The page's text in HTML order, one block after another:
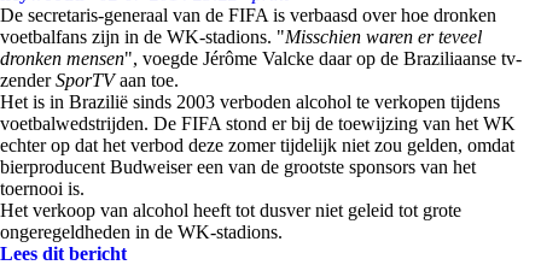
De secretaris-generaal van de FIFA is verbaasd over hoe dronken
voetbalfans zijn in de WK-stadions. "Misschien waren er teveel
dronken mensen", voegde Jérôme Valcke daar op de Braziliaanse tv-
zenderSporTVaan toe.
Het is in Brazilië sinds 2003 verboden alcohol te verkopen tijdens
voetbalwedstrijden. De FIFA stond er bij de toewijzing van het WK
echter op dat het verbod deze zomer tijdelijk niet zou gelden, omdat
bierproducent Budweiser een van de grootste sponsors van het
toernooi is.
Het verkoop van alcohol heeft tot dusver niet geleid tot grote
ongeregeldheden in de WK-stadions.
Lees dit bericht